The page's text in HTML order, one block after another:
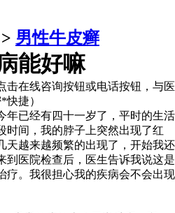
> 男性牛皮癣
能好嘛
击在线咨询按钮或电话按钮，与医
捷）
年已经有四十一岁了，平时的生活
时间，我的脖子上突然出现了红
天越来越频繁的出现了，开始我还
到医院检查后，医生告诉我说这是
疗。我很担心我的疾病会不会出现